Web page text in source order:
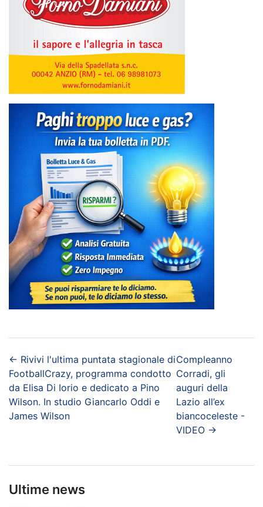
← Rivivi l'ultima puntata stagionale di
FootballCrazy, programma condotto
da Elisa Di Iorio e dedicato a Pino
Wilson. In studio Giancarlo Oddi e
James Wilson
Compleanno
Corradi, gli
auguri della
Lazio all’ex
biancoceleste -
VIDEO→
Ultime news